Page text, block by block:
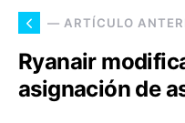
— ARTÍCULO
Ryanair
asignación de